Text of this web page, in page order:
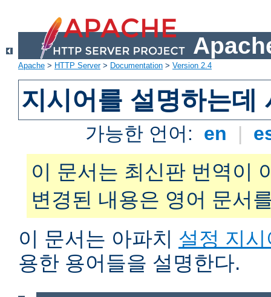
Apache > HTTP Server> Documentation > Version 2.4
지시어를 설명하는데
가능한 언어: en |
이 문서는 최신판 번역이
변경된 내용은 영어 문서
이 문서는 아파치 설정 지시
용한 용어들을 설명한다.